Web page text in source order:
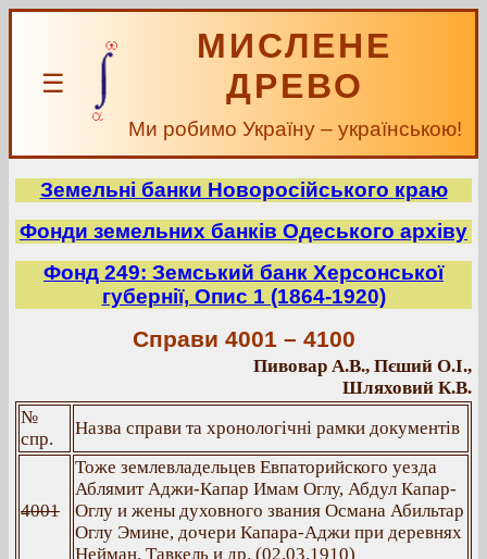
☰
МИСЛЕНЕ
ДРЕВО
Ми робимо Україну – українською!
Земельні банки Новоросійського краю
Фонди земельних банків Одеського архіву
Фонд 249: Земський банк Херсонської
губернії, Опис 1 (1864-1920)
Справи 4001 – 4100
Пивовар А.В., Пєший О.І.,
Шляховий К.В.
№
спр.
Назва справи та хронологічні рамки документів
4001
Тоже землевладельцев Евпаторийского уезда
Аблямит Аджи-Капар Имам Оглу, Абдул Капар-
Оглу и жены духовного звания Османа Абильтар
Оглу Эмине, дочери Капара-Аджи при деревнях
Нейман, Тавкель и др. (02.03.1910)